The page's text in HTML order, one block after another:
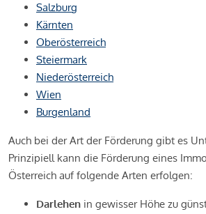
Salzburg
Kärnten
Oberösterreich
Steiermark
Niederösterreich
Wien
Burgenland
Auch bei der Art der Förderung gibt es
Prinzipiell kann die Förderung eines
Österreich auf folgende Arten erfolgen:
Darlehen in gewisser Höhe zu